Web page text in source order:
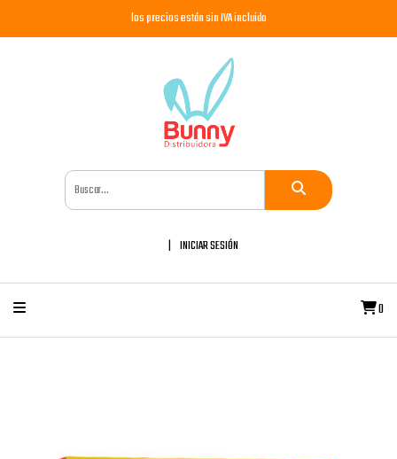
los precios están sin IVA incluido
INICIAR SESIÓN
0